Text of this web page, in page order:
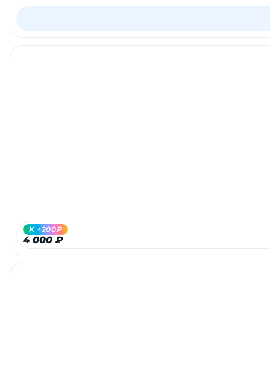
4 000 ₽
K +200₽